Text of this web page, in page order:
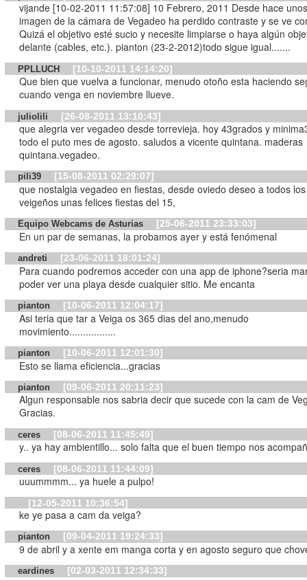
vijande [10-02-2011 11:57:08] 10 Febrero, 2011 Desde hace
imagen de la cámara de Vegadeo ha perdido contraste y se ve
Quizá el objetivo esté sucio y necesite limpiarse o haya algún
delante (cables, etc.). pianton (23-2-2012)todo sigue igual.......
PPLLUCH [10-10-2011 14:14:20]
Que bien que vuelva a funcionar, menudo otoño esta haciendo
cuando venga en noviembre llueve.
juliolili [26-08-2011 13:10:43]
que alegria ver vegadeo desde torrevieja. hoy 43grados y
todo el puto mes de agosto. saludos a vicente quintana. maderas
quintana.vegadeo.
pili39 [15-08-2011 02:29:07]
que nostalgia vegadeo en fiestas, desde oviedo deseo a todos los
veigeños unas felices fiestas del 15,
Equipo Webcams de Asturias [25-06-2011 23:33:03]
En un par de semanas, la probamos ayer y está fenómenal
andreti [23-06-2011 18:01:24]
Para cuando podremos acceder con una app de iphone?seria
poder ver una playa desde cualquier sitio. Me encanta
pianton [10-06-2011 12:04:17]
Asi teria que tar a Veiga os 365 dias del ano,menudo
movimiento.................
pianton [10-06-2011 12:01:30]
Esto se llama eficiencia...gracias
pianton [09-06-2011 20:11:23]
Algun responsable nos sabria decir que sucede con la cam de
Gracias.
ceres [08-06-2011 11:45:49]
y.. ya hay ambientillo... solo falta que el buen tiempo nos
ceres [08-06-2011 11:44:09]
uuummmm... ya huele a pulpo!
[12-05-2011 10:36:54]
ke ye pasa a cam da veiga?
pianton [09-04-2011 19:24:33]
9 de abril y a xente em manga corta y en agosto seguro que
eardines [02-03-2011 12:34:33]